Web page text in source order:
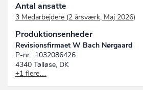
Antal ansatte
3 Medarbejdere (2 årsværk, Maj 2026)
Produktionsenheder
Revisionsfirmaet W Bach Nørgaard
P-nr.: 1032086426
4340 Tølløse, DK
Revisionsfimaet W. Bach Nørgaard v/
P-nr.: 1007968791
+1 flere…